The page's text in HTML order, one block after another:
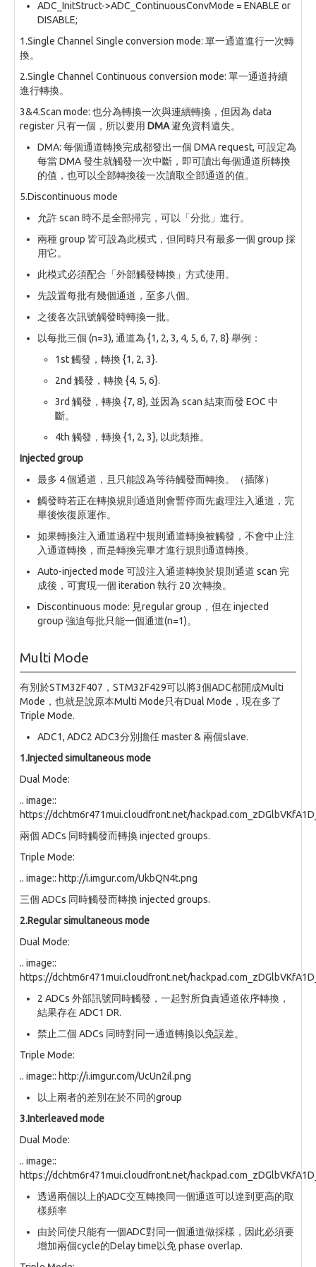
ADC_InitStruct->ADC_ContinuousConvMode = ENABLE or
DISABLE;
1.Single Channel Single conversion mode: 單一通道進行一次轉
換。
2.Single Channel Continuous conversion mode: 單一通道持續
進行轉換。
3&4.Scan mode: 也分為轉換一次與連續轉換，但因為 data
register 只有一個，所以要用 DMA避免資料遺失。
DMA: 每個通道轉換完成都發出一個 DMA request, 可設定為
每當 DMA 發生就觸發一次中斷，即可讀出每個通道所轉換
的值，也可以全部轉換後一次讀取全部通道的值。
5.Discontinuous mode
允許 scan 時不是全部掃完，可以「分批」進行。
兩種 group 皆可設為此模式，但同時只有最多一個 group 採
用它。
此模式必須配合「外部觸發轉換」方式使用。
先設置每批有幾個通道，至多八個。
之後各次訊號觸發時轉換一批。
以每批三個 (n=3), 通道為 {1, 2, 3, 4, 5, 6, 7, 8} 舉例：
1st 觸發，轉換 {1, 2, 3}.
2nd 觸發，轉換 {4, 5, 6}.
3rd 觸發，轉換 {7, 8}, 並因為 scan 結束而發 EOC 中
斷。
4th 觸發，轉換 {1, 2, 3}, 以此類推。
Injected group
最多 4 個通道，且只能設為等待觸發而轉換。（插隊）
觸發時若正在轉換規則通道則會暫停而先處理注入通道，完
畢後恢復原運作。
如果轉換注入通道過程中規則通道轉換被觸發，不會中止注
入通道轉換，而是轉換完畢才進行規則通道轉換。
Auto-injected mode 可設注入通道轉換於規則通道 scan 完
成後，可實現一個 iteration 執行 20 次轉換。
Discontinuous mode: 見regular group，但在 injected
group 強迫每批只能一個通道(n=1)。
Multi Mode
有別於STM32F407，STM32F429可以將3個ADC都開成Multi
Mode，也就是說原本Multi Mode只有Dual Mode，現在多了
Triple Mode.
ADC1, ADC2 ADC3分別擔任 master & 兩個slave.
1.Injected simultaneous mode
Dual Mode:
.. image::
https://dchtm6r471mui.cloudfront.net/
兩個 ADCs 同時觸發而轉換 injected groups.
Triple Mode:
.. image:: http://i.imgur.com/UkbQN4t.png
三個 ADCs 同時觸發而轉換 injected groups.
2.Regular simultaneous mode
Dual Mode:
.. image::
https://dchtm6r471mui.cloudfront.net/
2 ADCs 外部訊號同時觸發，一起對所負責通道依序轉換，
結果存在 ADC1 DR.
禁止二個 ADCs 同時對同一通道轉換以免誤差。
Triple Mode:
.. image:: http://i.imgur.com/UcUn2il.png
以上兩者的差別在於不同的group
3.Interleaved mode
Dual Mode:
.. image::
https://dchtm6r471mui.cloudfront.net/
透過兩個以上的ADC交互轉換同一個通道可以達到更高的取
樣頻率
由於同使只能有一個ADC對同一個通道做採樣，因此必須要
增加兩個cycle的Delay time以免 phase overlap.